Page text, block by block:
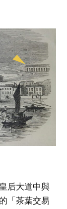
后大道中與
「茶葉交易